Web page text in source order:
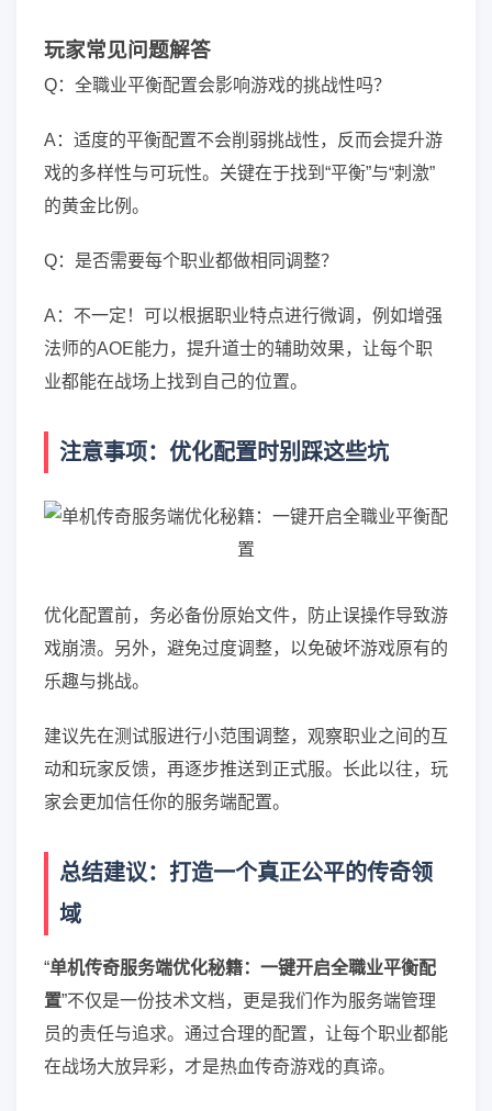
玩家常见问题解答
Q：全職业平衡配置会影响游戏的挑战性吗？
A：适度的平衡配置不会削弱挑战性，反而会提升游
戏的多样性与可玩性。关键在于找到“平衡”与“刺激”
的黄金比例。
Q：是否需要每个职业都做相同调整？
A：不一定！可以根据职业特点进行微调，例如增强
法师的AOE能力，提升道士的辅助效果，让每个职
业都能在战场上找到自己的位置。
注意事项：优化配置时别踩这些坑
优化配置前，务必备份原始文件，防止误操作导致游
戏崩溃。另外，避免过度调整，以免破坏游戏原有的
乐趣与挑战。
建议先在测试服进行小范围调整，观察职业之间的互
动和玩家反馈，再逐步推送到正式服。长此以往，玩
家会更加信任你的服务端配置。
总结建议：打造一个真正公平的传奇领
域
“单机传奇服务端优化秘籍：一键开启全職业平衡配
置”不仅是一份技术文档，更是我们作为服务端管理
员的责任与追求。通过合理的配置，让每个职业都能
在战场大放异彩，才是热血传奇游戏的真谛。